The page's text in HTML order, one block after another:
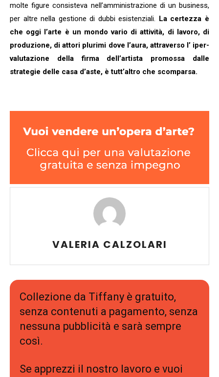
molte figure consisteva nell’amministrazione di un business,
per altre nella gestione di dubbi esistenziali. La certezza è
che oggi l’arte è un mondo vario di attività, di lavoro, di
produzione, di attori plurimi dove l’aura, attraverso l’ iper-
valutazione della firma dell’artista promossa dalle
strategie delle casa d’aste, è tutt’altro che scomparsa.
VALERIA CALZOLARI
Collezione da Tiffany è gratuito,
senza contenuti a pagamento, senza
nessuna pubblicità e sarà sempre
così.
Se apprezzi il nostro lavoro e vuoi